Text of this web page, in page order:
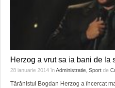
Herzog a vrut sa ia bani de la
28 ianuarie 2014 înAdministratie Sport de
Tărănistul Bogdan Herzog a încercat